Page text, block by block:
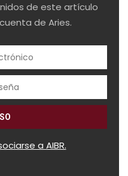
de este artículo
de Aries.
a AIBR.